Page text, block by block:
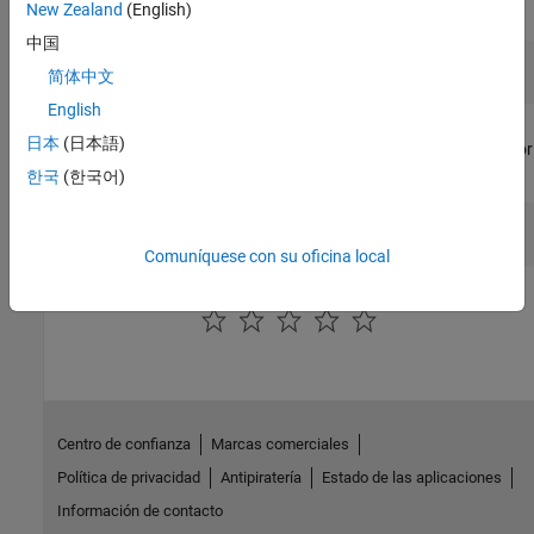
Recursos de formación
Manipuladores robóticos
Aprenda los conceptos del movimiento de los brazos robóticos por
medio de transformaciones del sistema de coordenadas,
parámetros DH y cinemática directa/inversa.
New Zealand (English)
中国
简体中文
English
日本 (日本語)
한국 (한국어)
Comuníquese con su oficina local
Centro de confianza
Marcas comerciales
Política de privacidad
Antipiratería
Estado de las aplicaciones
Información de contacto